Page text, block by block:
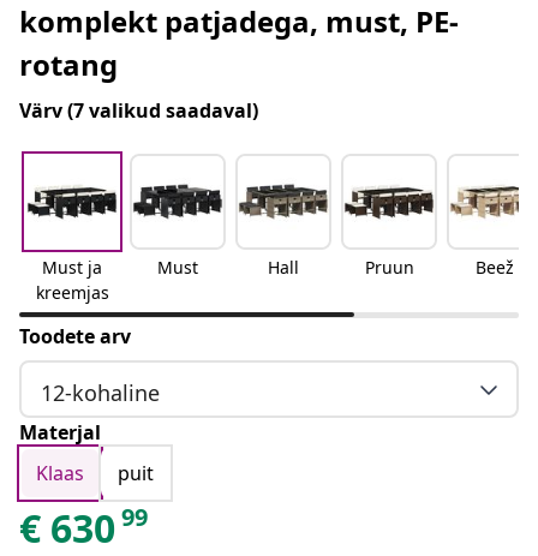
komplekt patjadega, must, PE-
rotang
Värv(7 valikud saadaval)
Must ja
kreemjas
Must Hall Pruun Beež
Toodete arv
12-kohaline
Materjal
Klaas
puit
€ 63099